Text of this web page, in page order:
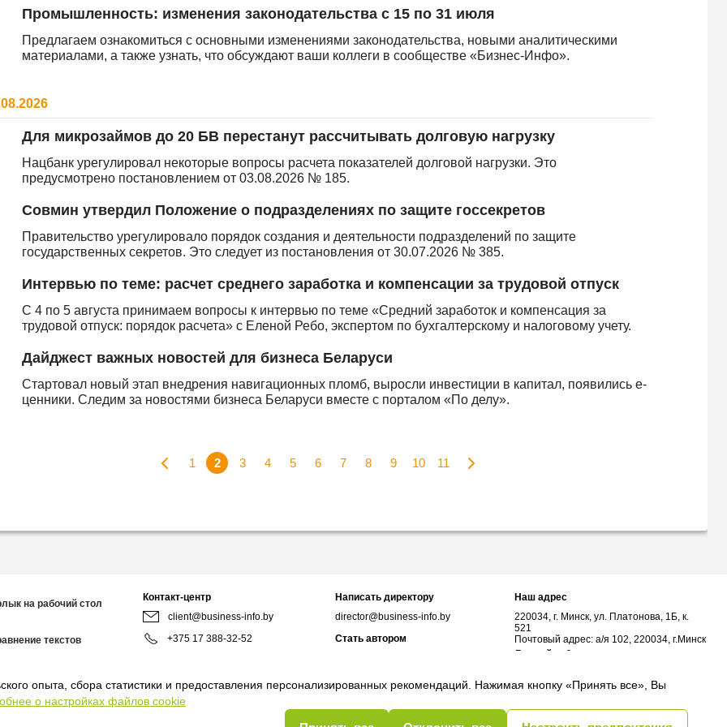
опыта, сбора статистики и предоставления персонализированных рекомендаций. Нажимая кнопку «Принять все», Вы
о настройках файлов cookie
Промышленность: изменения законодательства с 15 по 31 июля
Предлагаем ознакомиться с основными изменениями законодательства, новыми аналитическими
материалами, а также узнать, что обсуждают ваши коллеги в сообществе «Бизнес-Инфо».
Для микрозаймов до 20 БВ перестанут рассчитывать долговую нагрузку
Нацбанк урегулировал некоторые вопросы расчета показателей долговой нагрузки. Это
предусмотрено постановлением от 03.08.2026 № 185.
Совмин утвердил Положение о подразделениях по защите госсекретов
Правительство урегулировало порядок создания и деятельности подразделений по защите
государственных секретов. Это следует из постановления от 30.07.2026 № 385.
Интервью по теме: расчет среднего заработка и компенсации за трудовой отпуск
С 4 по 5 августа принимаем вопросы к интервью по теме «Средний заработок и компенсация за
трудовой отпуск: порядок расчета» с Еленой Ребо, экспертом по бухгалтерскому и налоговому учету.
Дайджест важных новостей для бизнеса Беларуси
Стартовал новый этап внедрения навигационных пломб, выросли инвестиции в капитал, появились e-
ценники. Следим за новостями бизнеса Беларуси вместе с порталом «По делу».
1 2 3 4 5 6 7 8 9 10 11
на рабочий стол
текстов
Контакт-центр
client@business-info.by
+375 17 388-32-52
8:00-18:00
Написать директору
director@business-info.by
Стать автором
Наш адрес
220034, г. Минск, ул. Платонова, 1Б, к.
521
Почтовый адрес: а/я 102, 220034, г.Минск
Личный кабинет